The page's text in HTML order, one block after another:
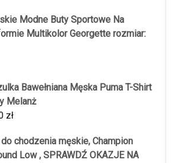
Modne Buty Sportowe Na
Multikolor Georgette rozmiar:
Bawełniana Męska Puma T-Shirt
Melanż
zł
do chodzenia męskie, Champion
Low , SPRAWDŹ OKAZJE NA